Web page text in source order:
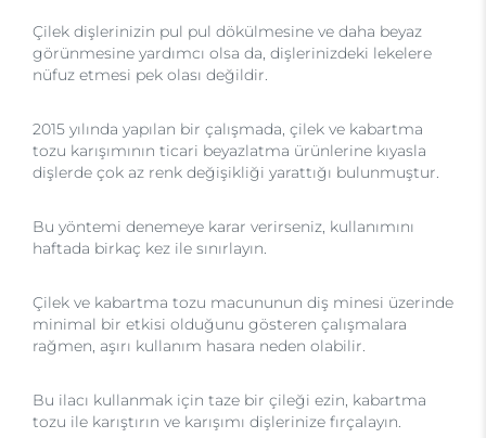
Çilek dişlerinizin pul pul dökülmesine ve daha beyaz
görünmesine yardımcı olsa da, dişlerinizdeki lekelere
nüfuz etmesi pek olası değildir.
2015 yılında yapılan bir çalışmada, çilek ve kabartma
tozu karışımının ticari beyazlatma ürünlerine kıyasla
dişlerde çok az renk değişikliği yarattığı bulunmuştur.
Bu yöntemi denemeye karar verirseniz, kullanımını
haftada birkaç kez ile sınırlayın.
Çilek ve kabartma tozu macununun diş minesi üzerinde
minimal bir etkisi olduğunu gösteren çalışmalara
rağmen, aşırı kullanım hasara neden olabilir.
Bu ilacı kullanmak için taze bir çileği ezin, kabartma
tozu ile karıştırın ve karışımı dişlerinize fırçalayın.